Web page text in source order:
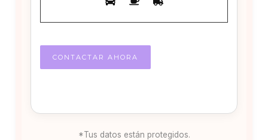
*Tus datos están protegidos.